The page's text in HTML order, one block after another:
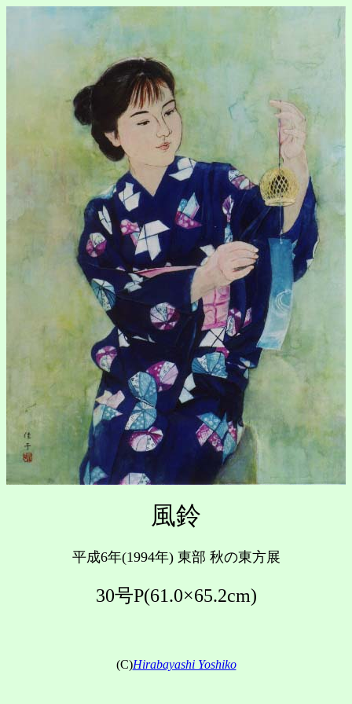
風鈴
平成6年(1994年) 東部 秋の東方展
30号P(61.0×65.2cm)
(C)Hirabayashi Yoshiko